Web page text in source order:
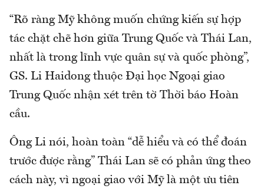
“Rõ ràng Mỹ không muốn chứng kiến sự hợp
tác chặt chẽ hơn giữa Trung Quốc và Thái Lan,
nhất là trong lĩnh vực quân sự và quốc phòng”,
GS. Li Haidong thuộc Đại học Ngoại giao
Trung Quốc nhận xét trên tờ Thời báo Hoàn
cầu.
Ông Li nói, hoàn toàn “dễ hiểu và có thể đoán
trước được rằng” Thái Lan sẽ có phản ứng theo
cách này, vì ngoại giao với Mỹ là một ưu tiên